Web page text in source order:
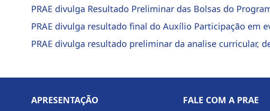
PRAE divulga Resultado Preliminar das Bolsas do
PRAE divulga resultado final do Auxílio Participação em
PRAE divulga resultado preliminar da analise curricular,
APRESENTAÇÃO FALE COM A PRAE